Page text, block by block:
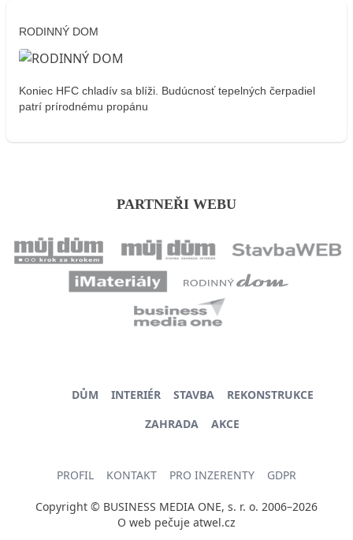
RODINNÝ DOM
Koniec HFC chladív sa blíži. Budúcnosť tepelných čerpadiel
patrí prírodnému propánu
PARTNEŘI WEBU
DŮM INTERIÉR STAVBA
REKONSTRUKCE
ZAHRADA
AKCE
PROFIL KONTAKT PRO INZERENTY GDPR
Copyright © BUSINESS MEDIA ONE, s. r. o. 2006–2026